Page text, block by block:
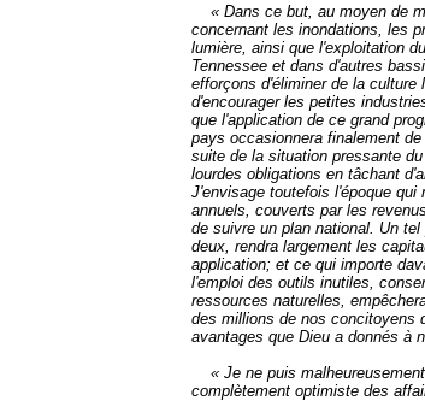
« Dans ce but, au moyen de
concernant les inondations, les
lumière, ainsi que l'exploitation
Tennessee et dans d'autres
efforçons d'éliminer de la culture
d'encourager les petites
que l'application de ce grand
pays occasionnera finalement
suite de la situation pressante
lourdes obligations en tâchant
J'envisage toutefois l'époque
annuels, couverts par les
de suivre un plan national. Un
deux, rendra largement les
application; et ce qui importe
l'emploi des outils inutiles,
ressources naturelles,
des millions de nos concitoyens
avantages que Dieu a donnés à
« Je ne puis
complètement optimiste des